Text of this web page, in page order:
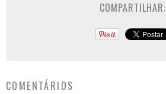
COMPARTILHAR:
COMENTÁRIOS